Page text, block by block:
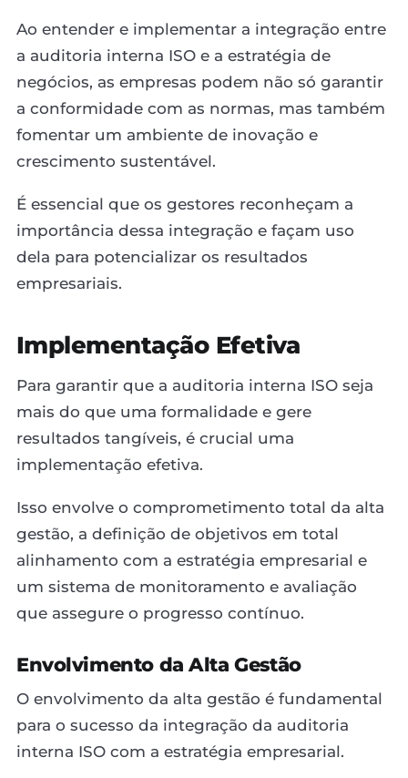
Ao entender e implementar a integração entre
a auditoria interna ISO e a estratégia de
negócios, as empresas podem não só garantir
a conformidade com as normas, mas também
fomentar um ambiente de inovação e
crescimento sustentável.
É essencial que os gestores reconheçam a
importância dessa integração e façam uso
dela para potencializar os resultados
empresariais.
Implementação Efetiva
Para garantir que a auditoria interna ISO seja
mais do que uma formalidade e gere
resultados tangíveis, é crucial uma
implementação efetiva.
Isso envolve o comprometimento total da alta
gestão, a definição de objetivos em total
alinhamento com a estratégia empresarial e
um sistema de monitoramento e avaliação
que assegure o progresso contínuo.
Envolvimento da Alta Gestão
O envolvimento da alta gestão é fundamental
para o sucesso da integração da auditoria
interna ISO com a estratégia empresarial.